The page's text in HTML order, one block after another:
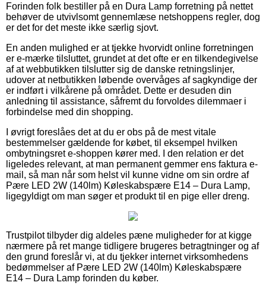
Forinden folk bestiller på en Dura Lamp forretning på nettet
behøver de utvivlsomt gennemlæse netshoppens regler, dog
er det for det meste ikke særlig sjovt.
En anden mulighed er at tjekke hvorvidt online forretningen
er e-mærke tilsluttet, grundet at det ofte er en tilkendegivelse
af at webbutikken tilslutter sig de danske retningslinjer,
udover at netbutikken løbende overvåges af sagkyndige der
er indført i vilkårene på området. Dette er desuden din
anledning til assistance, såfremt du forvoldes dilemmaer i
forbindelse med din shopping.
I øvrigt foreslåes det at du er obs på de mest vitale
bestemmelser gældende for købet, til eksempel hvilken
ombytningsret e-shoppen kører med. I den relation er det
ligeledes relevant, at man permanent gemmer ens faktura e-
mail, så man når som helst vil kunne vidne om sin ordre af
Pære LED 2W (140lm) Køleskabspære E14 – Dura Lamp,
ligegyldigt om man søger et produkt til en pige eller dreng.
Trustpilot tilbyder dig aldeles pæne muligheder for at kigge
nærmere på ret mange tidligere brugeres betragtninger og af
den grund foreslår vi, at du tjekker internet virksomhedens
bedømmelser af Pære LED 2W (140lm) Køleskabspære
E14 – Dura Lamp forinden du køber.